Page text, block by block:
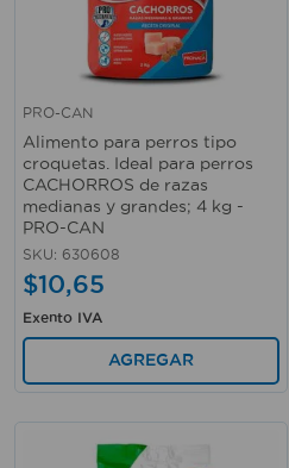
PRO-CAN
Alimento para perros tipo
croquetas. Ideal para perros
CACHORROS de razas
medianas y grandes; 4 kg -
PRO-CAN
SKU: 630608
$10,65
Exento IVA
AGREGAR